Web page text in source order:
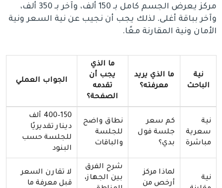
مركز يعرض الجسم كامل بـ 150 ألف، وآخر بـ 350 ألف،
وآخر بباقة أغلى. لذلك يجب أن نجيب عن نية السعر ونية
الأمان ونية المقارنة معًا.
نية
الباحث
ما الذي يريد
معرفته؟
ما الذي
يجب أن
تقدمه
الصفحة؟
الجواب العملي
نية
سعرية
مباشرة
كم سعر
جلسة فول
بدي؟
نطاق واضح
للجلسة
والباقات
150–400 ألف
دينار تقديريًا
للجلسة حسب
البنود
نية
لماذا مركز
أرخص من
شرح الفرق
بين الجهاز،
لا تقارن السعر
قبل معرفة ما